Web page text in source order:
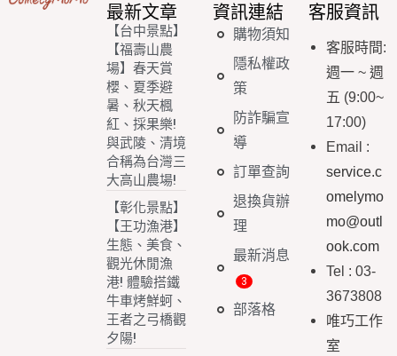
最新文章
【台中景點】
【福壽山農
場】春天賞
櫻、夏季避
暑、秋天楓
紅、採果樂!
與武陵、清境
合稱為台灣三
大高山農場!
【彰化景點】
【王功漁港】
生態、美食、
觀光休閒漁
港! 體驗搭鐵
牛車烤鮮蚵、
王者之弓橋觀
夕陽!
資訊連結
購物須知
隱私權政
策
防詐騙宣
導
訂單查詢
退換貨辦
理
最新消息
部落格
客服資訊
客服時間:
週一 ~ 週
五 (9:00~
17:00)
Email :
service.c
omelymo
mo@outl
ook.com
Tel : 03-
3673808
唯巧工作
室